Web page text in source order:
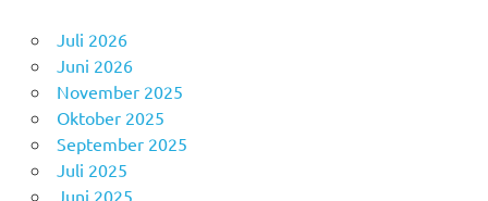
Juli 2026
Juni 2026
November 2025
Oktober 2025
September 2025
Juli 2025
Juni 2025